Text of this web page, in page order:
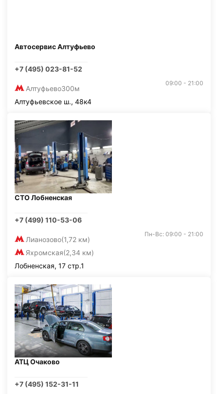
Автосервис Алтуфьево
+7 (495) 023-81-52
Алтуфьево300м
09:00 - 21:00
Алтуфьевское ш., 48к4
СТО Лобненская
+7 (499) 110-53-06
Лианозово(1,72 км)
Яхромская(2,34 км)
Пн-Вс: 09:00 - 21:00
Лобненская, 17 стр.1
АТЦ Очаково
+7 (495) 152-31-11